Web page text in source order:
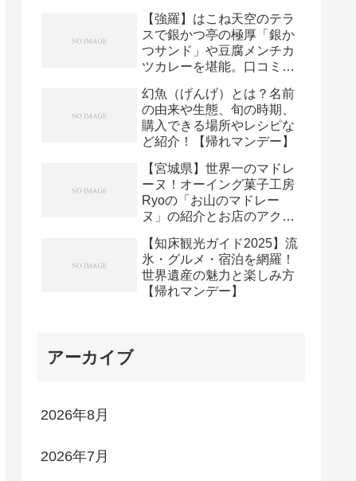
【強羅】はこね天空のテラ
スで銀かつ亭の極厚「銀か
つサンド」や豆腐メンチカ
ツカレーを堪能。口コミや
幻魚（げんげ）とは？名前
の由来や生態、旬の時期、
購入できる場所やレシピな
ど紹介！【帰れマンデー】
【宮城県】世界一のマドレ
ーヌ！オーイング菓子工房
Ryoの「お山のマドレー
ヌ」の紹介とお店のアクセ
【知床観光ガイド2025】流
氷・グルメ・宿泊を網羅！
世界遺産の魅力と楽しみ方
【帰れマンデー】
アーカイブ
2026年8月
2026年7月